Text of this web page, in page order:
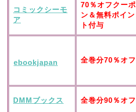
コミックシーモ
ア
70％オフクーポ
ン＆無料ポイン
ト付与
ebookjapan 全巻分70％オフ
DMMブックス 全巻分90％オフ